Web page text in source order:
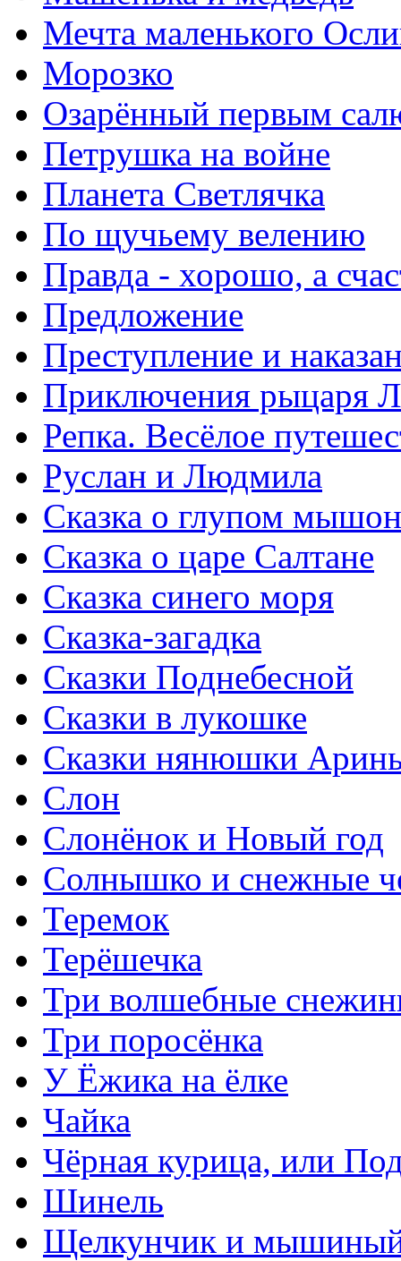
Мечта маленького
Морозко
Озарённый первым
Петрушка на войне
Планета Светлячка
По щучьему велению
Правда - хорошо, а
Предложение
Преступление и
Приключения рыцаря
Репка. Весёлое
Руслан и Людмила
Сказка о глупом
Сказка о царе Салтане
Сказка синего моря
Сказка-загадка
Сказки Поднебесной
Сказки в лукошке
Сказки нянюшки
Слон
Слонёнок и Новый год
Солнышко и снежные
Теремок
Терёшечка
Три волшебные
Три поросёнка
У Ёжика на ёлке
Чайка
Чёрная курица, или
Шинель
Щелкунчик и мышиный